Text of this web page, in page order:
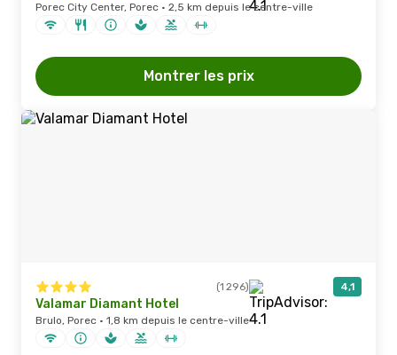
Porec City Center, Porec · 2,5 km depuis le centre-ville
Montrer les prix
(1 296) 4,1
Valamar Diamant Hotel
Brulo, Porec · 1,8 km depuis le centre-ville